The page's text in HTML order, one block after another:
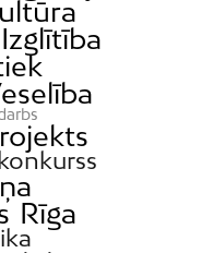
Izglītība
Rīga